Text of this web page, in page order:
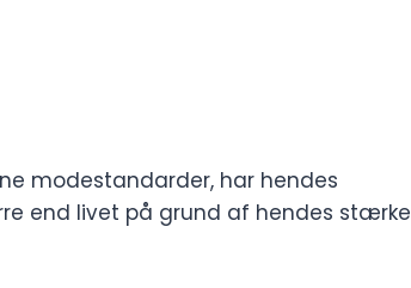
modestandarder, har hendes
end livet på grund af hendes stærke